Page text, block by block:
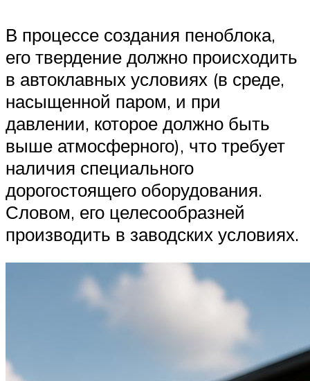
В процессе создания пеноблока,
его твердение должно происходить
в автоклавных условиях (в среде,
насыщенной паром, и при
давлении, которое должно быть
выше атмосферного), что требует
наличия специального
дорогостоящего оборудования.
Словом, его целесообразней
производить в заводских условиях.